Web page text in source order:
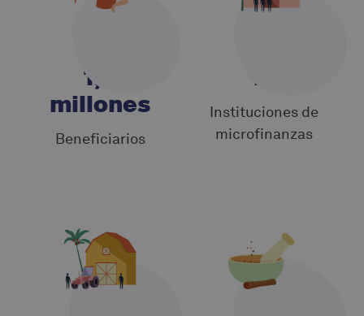
1,4
millones
Beneficiarios
19
Instituciones de
microfinanzas